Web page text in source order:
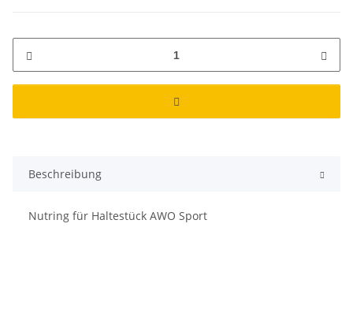
Beschreibung
Nutring für Haltestück AWO Sport